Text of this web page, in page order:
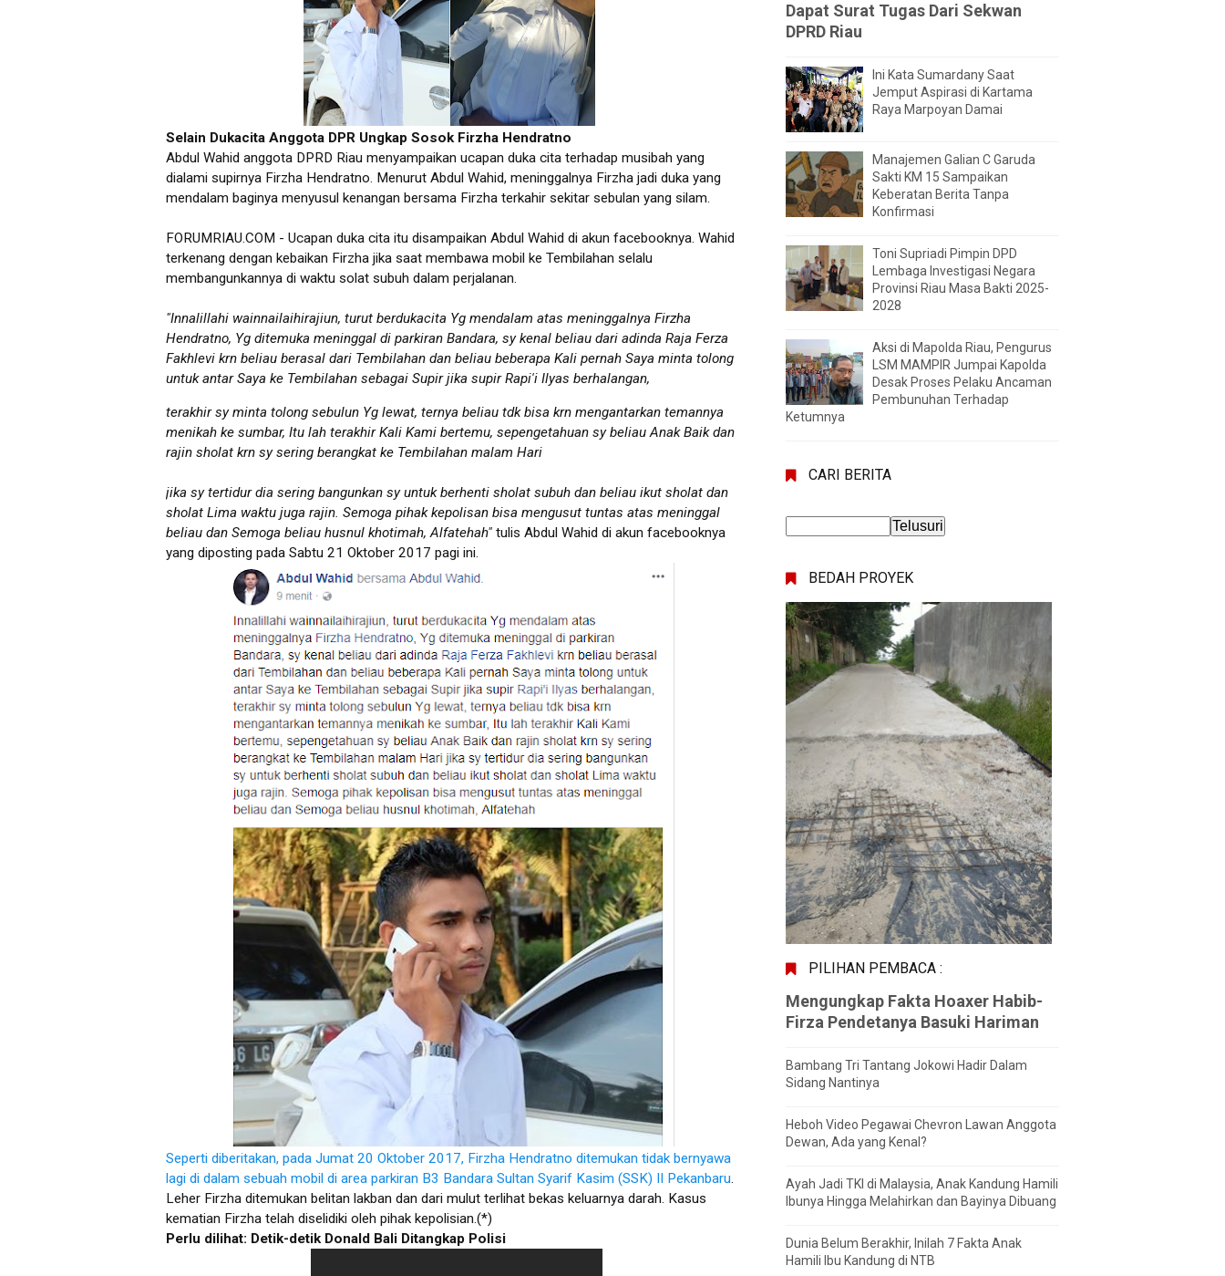
Selain Dukacita Anggota DPR Ungkap Sosok Firzha Hendratno
Abdul Wahid anggota DPRD Riau menyampaikan ucapan duka cita terhadap musibah yang
dialami supirnya Firzha Hendratno. Menurut Abdul Wahid, meninggalnya Firzha jadi duka yang
mendalam baginya menyusul kenangan bersama Firzha terkahir sekitar sebulan yang silam.
FORUMRIAU.COM - Ucapan duka cita itu disampaikan Abdul Wahid di akun facebooknya. Wahid
terkenang dengan kebaikan Firzha jika saat membawa mobil ke Tembilahan selalu
membangunkannya di waktu solat subuh dalam perjalanan.
"Innalillahi wainnailaihirajiun, turut berdukacita Yg mendalam atas meninggalnya Firzha
Hendratno, Yg ditemuka meninggal di parkiran Bandara, sy kenal beliau dari adinda Raja Ferza
Fakhlevi krn beliau berasal dari Tembilahan dan beliau beberapa Kali pernah Saya minta tolong
untuk antar Saya ke Tembilahan sebagai Supir jika supir Rapi'i Ilyas berhalangan,
terakhir sy minta tolong sebulun Yg lewat, ternya beliau tdk bisa krn mengantarkan temannya
menikah ke sumbar, Itu lah terakhir Kali Kami bertemu, sepengetahuan sy beliau Anak Baik dan
rajin sholat krn sy sering berangkat ke Tembilahan malam Hari
jika sy tertidur dia sering bangunkan sy untuk berhenti sholat subuh dan beliau ikut sholat dan
sholat Lima waktu juga rajin. Semoga pihak kepolisan bisa mengusut tuntas atas meninggal
beliau dan Semoga beliau husnul khotimah, Alfatehah" tulis Abdul Wahid di akun facebooknya
yang diposting pada Sabtu 21 Oktober 2017 pagi ini.
Seperti diberitakan, pada Jumat 20 Oktober 2017, Firzha Hendratno ditemukan tidak bernyawa
lagi di dalam sebuah mobil di area parkiran B3 Bandara Sultan Syarif Kasim (SSK) II Pekanbaru.
Leher Firzha ditemukan belitan lakban dan dari mulut terlihat bekas keluarnya darah. Kasus
kematian Firzha telah diselidiki oleh pihak kepolisian.(*)
Perlu dilihat: Detik-detik Donald Bali Ditangkap Polisi
Dapat Surat Tugas Dari Sekwan
DPRD Riau
Ini Kata Sumardany Saat
Jemput Aspirasi di Kartama
Raya Marpoyan Damai
Manajemen Galian C Garuda
Sakti KM 15 Sampaikan
Keberatan Berita Tanpa
Konfirmasi
Toni Supriadi Pimpin DPD
Lembaga Investigasi Negara
Provinsi Riau Masa Bakti 2025-
2028
Aksi di Mapolda Riau, Pengurus
LSM MAMPIR Jumpai Kapolda
Desak Proses Pelaku Ancaman
Pembunuhan Terhadap
Ketumnya
CARI BERITA
BEDAH PROYEK
PILIHAN PEMBACA :
Mengungkap Fakta Hoaxer Habib-
Firza Pendetanya Basuki Hariman
Bambang Tri Tantang Jokowi Hadir Dalam
Sidang Nantinya
Heboh Video Pegawai Chevron Lawan Anggota
Dewan, Ada yang Kenal?
Ayah Jadi TKI di Malaysia, Anak Kandung Hamili
Ibunya Hingga Melahirkan dan Bayinya Dibuang
Dunia Belum Berakhir, Inilah 7 Fakta Anak
Hamili Ibu Kandung di NTB